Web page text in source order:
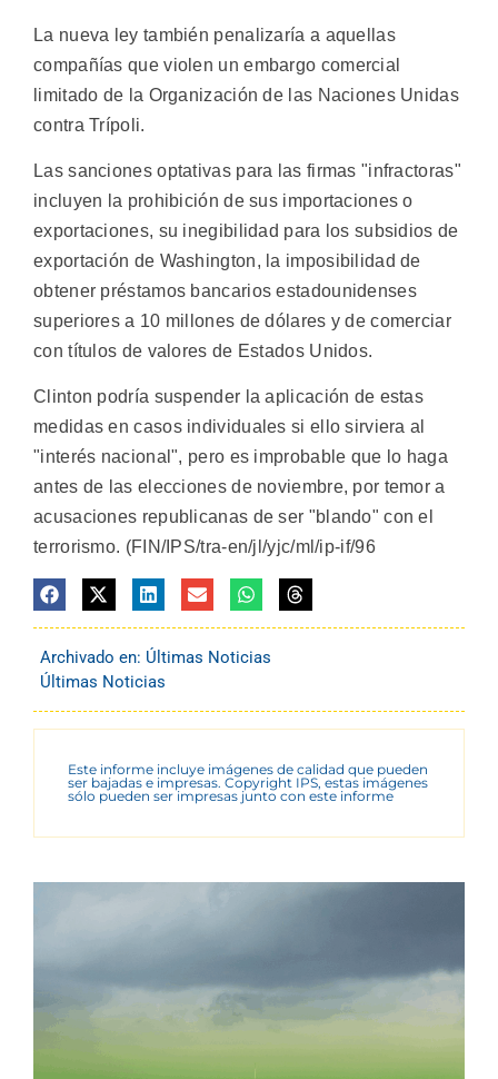
La nueva ley también penalizaría a aquellas
compañías que violen un embargo comercial
limitado de la Organización de las Naciones Unidas
contra Trípoli.
Las sanciones optativas para las firmas "infractoras"
incluyen la prohibición de sus importaciones o
exportaciones, su inegibilidad para los subsidios de
exportación de Washington, la imposibilidad de
obtener préstamos bancarios estadounidenses
superiores a 10 millones de dólares y de comerciar
con títulos de valores de Estados Unidos.
Clinton podría suspender la aplicación de estas
medidas en casos individuales si ello sirviera al
"interés nacional", pero es improbable que lo haga
antes de las elecciones de noviembre, por temor a
acusaciones republicanas de ser "blando" con el
terrorismo. (FIN/IPS/tra-en/jl/yjc/ml/ip-if/96
Archivado en: Últimas Noticias
Últimas Noticias
Este informe incluye imágenes de calidad que pueden
ser bajadas e impresas. Copyright IPS, estas imágenes
sólo pueden ser impresas junto con este informe